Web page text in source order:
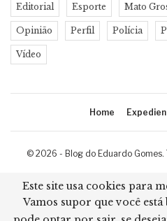
Editorial Esporte Mato
Opinião Perfil Polícia
Vídeo
Home
© 2026 - Blog do Eduardo Gomes.
Desenvolvimento:
Este site usa cookies para
Vamos supor que você